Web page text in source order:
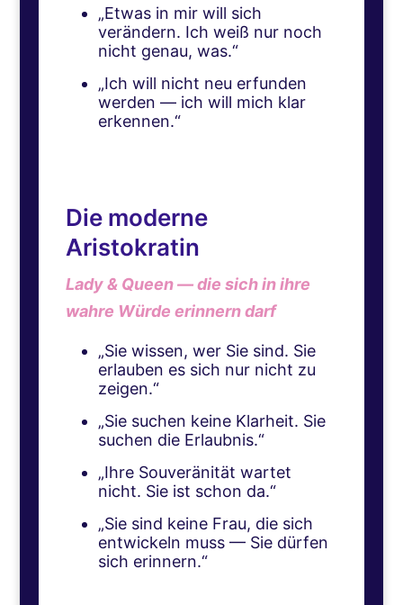
„Etwas in mir will sich
verändern. Ich weiß nur noch
nicht genau, was.“
„Ich will nicht neu erfunden
werden — ich will mich klar
erkennen.“
Die moderne
Aristokratin
Lady & Queen — die sich in ihre
wahre Würde erinnern darf
„Sie wissen, wer Sie sind. Sie
erlauben es sich nur nicht zu
zeigen.“
„Sie suchen keine Klarheit. Sie
suchen die Erlaubnis.“
„Ihre Souveränität wartet
nicht. Sie ist schon da.“
„Sie sind keine Frau, die sich
entwickeln muss — Sie dürfen
sich erinnern.“